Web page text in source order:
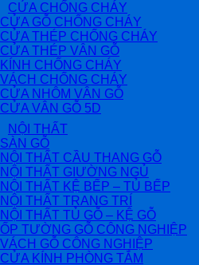
CỬA CHỐNG CHÁY
CỬA GỖ CHỐNG CHÁY
CỬA THÉP CHỐNG CHÁY
CỬA THÉP VÂN GỖ
KÍNH CHỐNG CHÁY
VÁCH CHỐNG CHÁY
CỬA NHÔM VÂN GỖ
CỬA VÂN GỖ 5D
NỘI THẤT
SÀN GỖ
NỘI THẤT CẦU THANG GỖ
NỘI THẤT GIƯỜNG NGỦ
NỘI THẤT KỆ BẾP – TỦ BẾP
NỘI THẤT TRANG TRÍ
NỘI THẤT TỦ GỖ – KỆ GỖ
ỐP TƯỜNG GỖ CÔNG NGHIỆP
VÁCH GỖ CÔNG NGHIỆP
CỬA KÍNH PHÒNG TẮM